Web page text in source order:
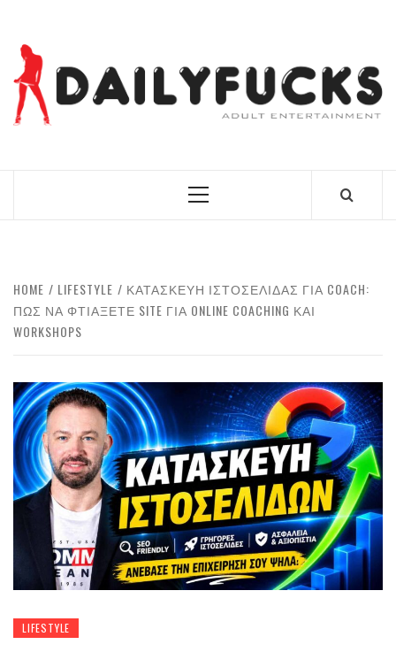
content
Primary
HOME LIFESTYLE
ΚΑΤΑΣΚΕΥΉ ΙΣΤΟΣΕΛΊΔΑΣ ΓΙΑ COACH:
ΠΏΣ ΝΑ ΦΤΙΆΞΕΤΕ SITE ΓΙΑ ONLINE COACHING ΚΑΙ
WORKSHOPS
LIFESTYLE